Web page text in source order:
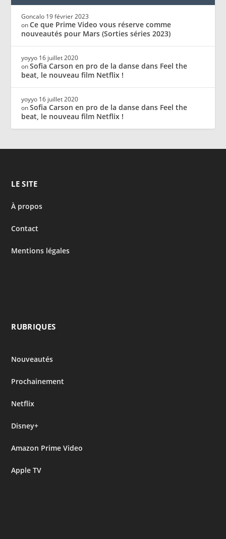
Goncalo 19 février 2023
onCe que Prime Video vous réserve comme
nouveautés pour Mars (Sorties séries 2023)
yoyyo 16 juillet 2020
onSofia Carson en pro de la danse dans Feel the
beat, le nouveau film Netflix !
yoyyo 16 juillet 2020
onSofia Carson en pro de la danse dans Feel the
beat, le nouveau film Netflix !
LE SITE
À propos
Contact
Mentions légales
RUBRIQUES
Nouveautés
Prochainement
Netflix
Disney+
Amazon Prime Video
Apple TV